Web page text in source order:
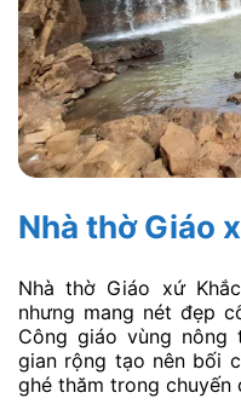
Nhà thờ Giáo
Nhà thờ Giáo xứ
nhưng mang nét đẹp
Công giáo vùng nông
gian rộng tạo nên bối
ghé thăm trong chuyến